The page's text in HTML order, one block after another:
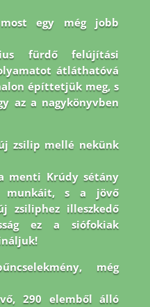
egy még jobb
fürdő felújítási
átláthatóvá
építtetjük meg, s
az a nagykönyvben
zsilip mellé nekünk
menti Krúdy sétány
munkáit, s a jövő
zsiliphez illeszkedő
ez a siófokiak
még
290 elemből álló